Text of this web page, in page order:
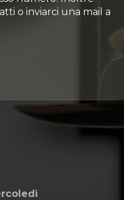
o inviarci una mail a